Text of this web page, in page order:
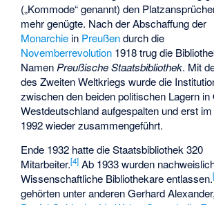
(„Kommode“ genannt) den
mehr genügte. Nach der Abschaffung der
Monarchie in Preußendurch die
Novemberrevolution 1918 trug die
Namen Preußische Staatsbibliothek. Mit
des Zweiten Weltkriegs wurde die
zwischen den beiden politischen Lagern in
Westdeutschland aufgespalten und erst
1992 wieder zusammengeführt.
Ende 1932 hatte die Staatsbibliothek 320
Mitarbeiter.[4] Ab 1933 wurden
Wissenschaftliche Bibliothekare entlassen.
gehörten unter anderenGerhard Alexander,